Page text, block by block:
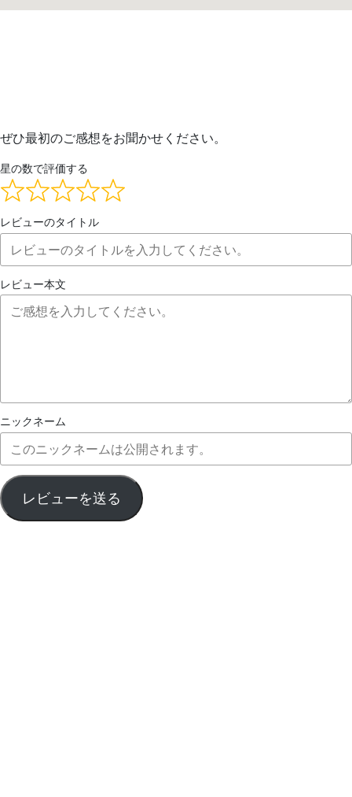
ぜひ最初のご感想をお聞かせください。
星の数で評価する
レビューのタイトル
レビュー本文
ニックネーム
レビューを送る